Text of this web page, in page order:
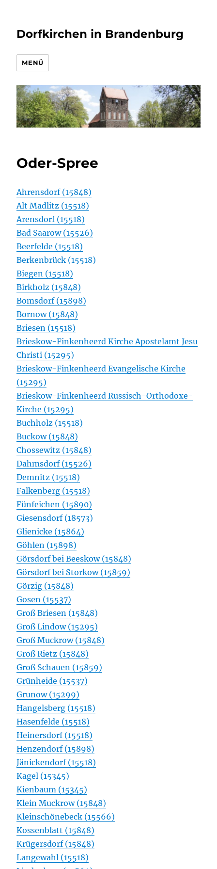
Dorfkirchen in Brandenburg
MENÜ
Oder-Spree
Ahrensdorf (15848)
Alt Madlitz (15518)
Arensdorf (15518)
Bad Saarow (15526)
Beerfelde (15518)
Berkenbrück (15518)
Biegen (15518)
Birkholz (15848)
Bomsdorf (15898)
Bornow (15848)
Briesen (15518)
Brieskow-Finkenheerd Kirche Apostelamt Jesu
Christi (15295)
Brieskow-Finkenheerd Evangelische Kirche
(15295)
Brieskow-Finkenheerd Russisch-Orthodoxe-
Kirche (15295)
Buchholz (15518)
Buckow (15848)
Chossewitz (15848)
Dahmsdorf (15526)
Demnitz (15518)
Falkenberg (15518)
Fünfeichen (15890)
Giesensdorf (18573)
Glienicke (15864)
Göhlen (15898)
Görsdorf bei Beeskow (15848)
Görsdorf bei Storkow (15859)
Görzig (15848)
Gosen (15537)
Groß Briesen (15848)
Groß Lindow (15295)
Groß Muckrow (15848)
Groß Rietz (15848)
Groß Schauen (15859)
Grünheide (15537)
Grunow (15299)
Hangelsberg (15518)
Hasenfelde (15518)
Heinersdorf (15518)
Henzendorf (15898)
Jänickendorf (15518)
Kagel (15345)
Kienbaum (15345)
Klein Muckrow (15848)
Kleinschönebeck (15566)
Kossenblatt (15848)
Krügersdorf (15848)
Langewahl (15518)